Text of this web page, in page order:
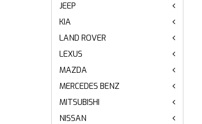
JEEP
KIA
LAND ROVER
LEXUS
MAZDA
MERCEDES BENZ
MITSUBISHI
NISSAN